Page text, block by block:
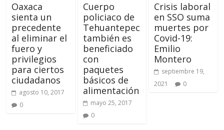
Oaxaca
sienta un
precedente
al eliminar el
fuero y
privilegios
para ciertos
ciudadanos
agosto 10, 2017
0
Cuerpo
policiaco de
Tehuantepec
también es
beneficiado
con
paquetes
básicos de
alimentación
mayo 25, 2017
0
Crisis laboral
en SSO suma
muertes por
Covid-19:
Emilio
Montero
septiembre 19,
2021
0